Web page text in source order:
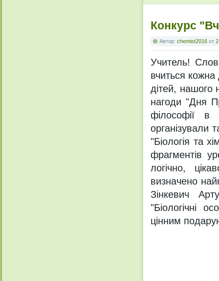
Конкурс
Автор: chemist2016 от
Учитель!
вчиться
дітей, нашого
нагоди "Дня
філософії в
організували
"Біологія та
фрагментів
логічно,
визначено
Зінкевич
"Біологічні
цінним